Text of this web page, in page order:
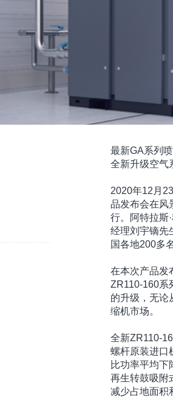
最新GA系列
全新升级空气
2020年12月23
品发布会在风
行。阿特拉斯
经理刘宇镝先
国各地200多
在本次产品发
ZR110-160系
的升级，无论
缩机市场。
全新ZR110-
螺杆原装进口
比功率平均下
再生转鼓吸附
减少占地面积